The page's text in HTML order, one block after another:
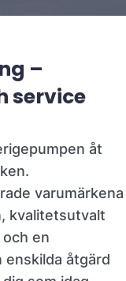
–
service
åt
varumärkena
kvalitetsutvalt
en
enskilda åtgärd